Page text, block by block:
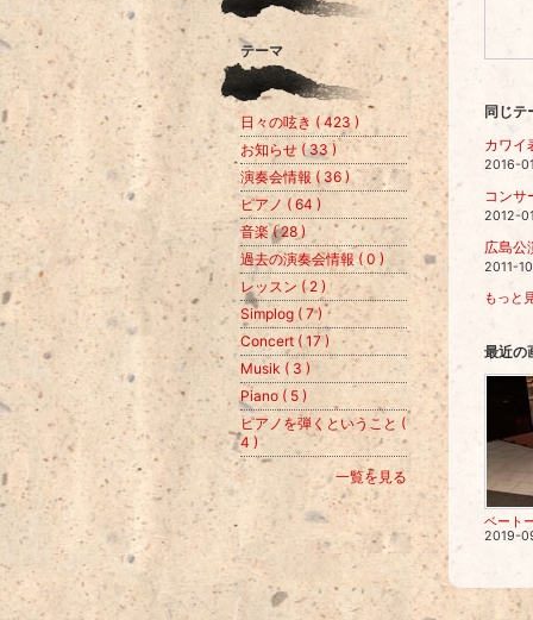
同じテ
カワイ
2016-
コンサ
2012-
広島公
2011-
もっと
最近の
2019-
テーマ
日々の呟き ( 423 )
お知らせ ( 33 )
演奏会情報 ( 36 )
ピアノ ( 64 )
音楽 ( 28 )
過去の演奏会情報 ( 0 )
レッスン ( 2 )
Simplog ( 7 )
Concert ( 17 )
Musik ( 3 )
Piano ( 5 )
ピアノを弾くということ (
4 )
一覧を見る